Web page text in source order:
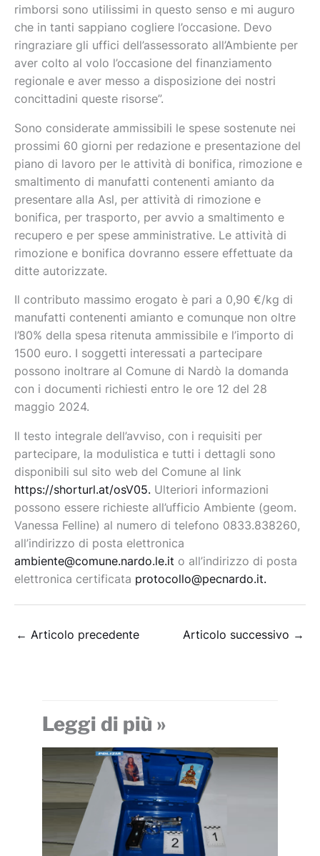
rimborsi sono utilissimi in questo senso e mi auguro
che in tanti sappiano cogliere l’occasione. Devo
ringraziare gli uffici dell’assessorato all’Ambiente per
aver colto al volo l’occasione del finanziamento
regionale e aver messo a disposizione dei nostri
concittadini queste risorse”.
Sono considerate ammissibili le spese sostenute nei
prossimi 60 giorni per redazione e presentazione del
piano di lavoro per le attività di bonifica, rimozione e
smaltimento di manufatti contenenti amianto da
presentare alla Asl, per attività di rimozione e
bonifica, per trasporto, per avvio a smaltimento e
recupero e per spese amministrative. Le attività di
rimozione e bonifica dovranno essere effettuate da
ditte autorizzate.
Il contributo massimo erogato è pari a 0,90 €/kg di
manufatti contenenti amianto e comunque non oltre
l’80% della spesa ritenuta ammissibile e l’importo di
1500 euro. I soggetti interessati a partecipare
possono inoltrare al Comune di Nardò la domanda
con i documenti richiesti entro le ore 12 del 28
maggio 2024.
Il testo integrale dell’avviso, con i requisiti per
partecipare, la modulistica e tutti i dettagli sono
disponibili sul sito web del Comune al link
https://shorturl.at/osV05. Ulteriori informazioni
possono essere richieste all’ufficio Ambiente (geom.
Vanessa Felline) al numero di telefono 0833.838260,
all’indirizzo di posta elettronica
ambiente@comune.nardo.le.it o all’indirizzo di posta
elettronica certificata protocollo@pecnardo.it.
← Articolo precedente Articolo successivo →
Leggi di più »